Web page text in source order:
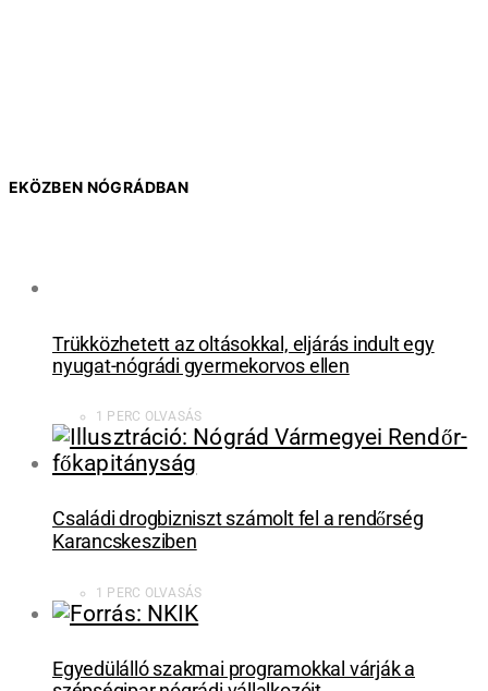
EKÖZBEN NÓGRÁDBAN
Trükközhetett az oltásokkal, eljárás indult egy
nyugat-nógrádi gyermekorvos ellen
1 PERC OLVASÁS
Családi drogbizniszt számolt fel a rendőrség
Karancskesziben
1 PERC OLVASÁS
Egyedülálló szakmai programokkal várják a